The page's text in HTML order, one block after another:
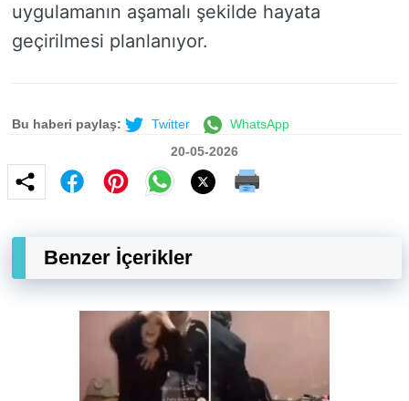
uygulamanın aşamalı şekilde hayata
geçirilmesi planlanıyor.
Bu haberi paylaş: Twitter
WhatsApp
20-05-2026
Benzer İçerikler